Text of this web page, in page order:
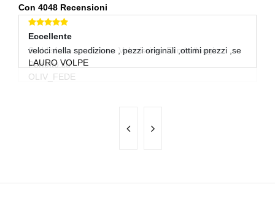
Con 4048 Recensioni
Eccellente
veloci nella spedizione , pezzi originali ,ottimi prezzi ,se
LAURO VOLPE